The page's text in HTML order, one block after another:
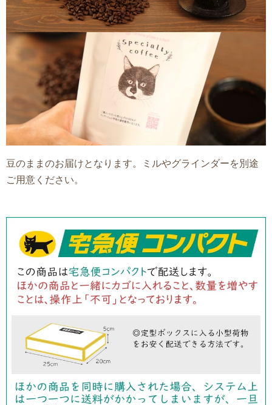
豆のままのお届けとなります。ミルやグラインダーを別途
ご用意ください。